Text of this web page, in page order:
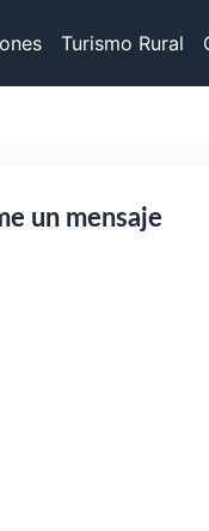
Turismo Rural
un mensaje